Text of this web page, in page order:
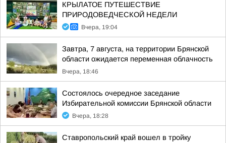
КРЫЛАТОЕ ПУТЕШЕСТВИЕ
ПРИРОДОВЕДЧЕСКОЙ НЕДЕЛИ
Вчера, 19:04
Завтра, 7 августа, на территории Брянской
области ожидается переменная облачность
Вчера, 18:46
Состоялось очередное заседание
Избирательной комиссии Брянской области
Вчера, 18:28
Ставропольский край вошел в тройку